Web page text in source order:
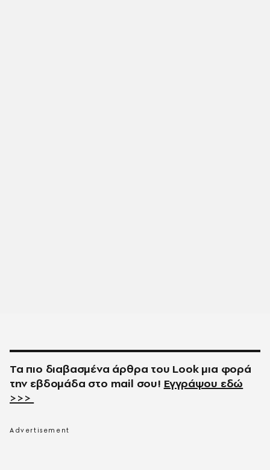
Τα πιο διαβασμένα άρθρα του Look μια φορά
την εβδομάδα στο mail σου! Εγγράψου εδώ
>>>